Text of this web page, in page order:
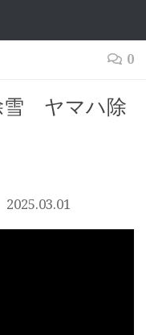
0
雪 ヤマハ除